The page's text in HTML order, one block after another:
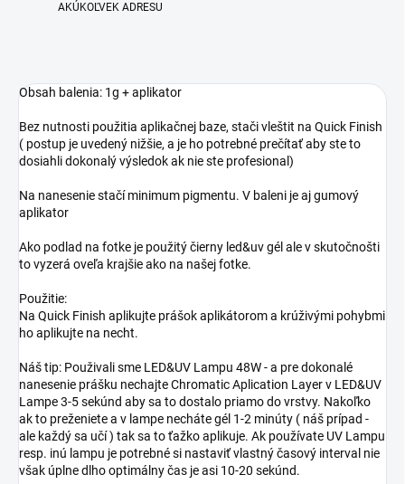
AKÚKOĽVEK ADRESU
Obsah balenia: 1g + aplikator
Bez nutnosti použitia aplikačnej baze, stači vleštit na Quick Finish
( postup je uvedený nižšie, a je ho potrebné prečítať aby ste to
dosiahli dokonalý výsledok ak nie ste profesional)
Na nanesenie stačí minimum pigmentu. V baleni je aj gumový
aplikator
Ako podlad na fotke je použitý čierny led&uv gél ale v skutočnošti
to vyzerá oveľa krajšie ako na našej fotke.
Použitie:
Na Quick Finish aplikujte prášok aplikátorom a krúživými pohybmi
ho aplikujte na necht.
Náš tip: Použivali sme LED&UV Lampu 48W - a pre dokonalé
nanesenie prášku nechajte Chromatic Aplication Layer v LED&UV
Lampe 3-5 sekúnd aby sa to dostalo priamo do vrstvy. Nakoľko
ak to preženiete a v lampe necháte gél 1-2 minúty ( náš prípad -
ale každý sa učí ) tak sa to ťažko aplikuje. Ak používate UV Lampu
resp. inú lampu je potrebné si nastaviť vlastný časový interval nie
však úplne dlho optimálny čas je asi 10-20 sekúnd.